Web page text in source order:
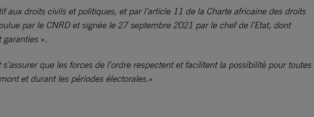
droits civils et politiques, et par l’article 11 de la Charte africaine des droits
par le CNRD et signée le 27 septembre 2021 par le chef de l’Etat, dont
garanties ».
que les forces de l’ordre respectent et facilitent la possibilité pour toutes
et durant les périodes électorales.»